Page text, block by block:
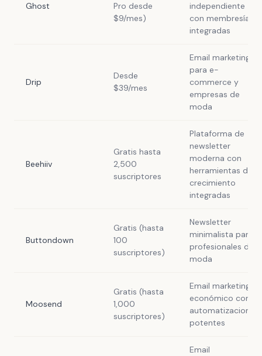
Ghost
Pro desde
$9/mes)
independiente
con membresías
integradas
Drip
Desde
$39/mes
Email marketing
para e-
commerce y
empresas de
moda
Beehiiv
Gratis hasta
2,500
suscriptores
Plataforma de
newsletter
moderna con
herramientas de
crecimiento
integradas
Buttondown
Gratis (hasta
100
suscriptores)
Newsletter
minimalista para
profesionales de
moda
Moosend
Gratis (hasta
1,000
suscriptores)
Email marketing
económico con
automatizaciones
potentes
Email